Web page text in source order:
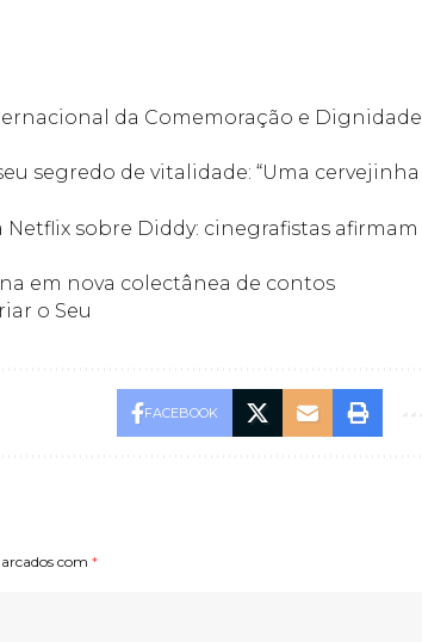
da Comemoração e Dignidade
segredo de vitalidade: “Uma cervejinha
sobre Diddy: cinegrafistas afirmam
em nova colectânea de contos
o Seu
FACEBOOK
com *